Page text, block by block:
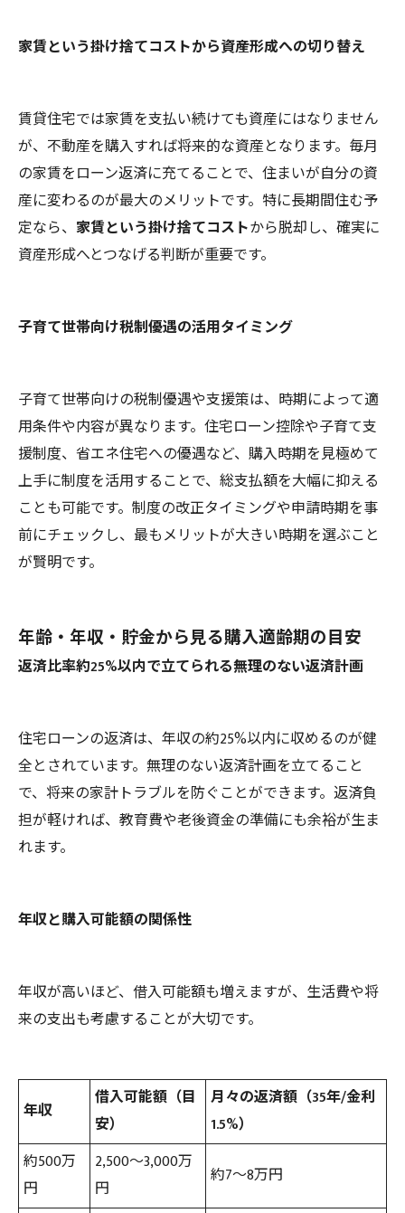
家賃という掛け捨てコストから資産形成への切り替え
賃貸住宅では家賃を支払い続けても資産にはなりません
が、不動産を購入すれば将来的な資産となります。毎月
の家賃をローン返済に充てることで、住まいが自分の資
産に変わるのが最大のメリットです。特に長期間住む予
定なら、 家賃という掛け捨てコストから脱却し、確実に
資産形成へとつなげる判断が重要です。
子育て世帯向け税制優遇の活用タイミング
子育て世帯向けの税制優遇や支援策は、時期によって適
用条件や内容が異なります。住宅ローン控除や子育て支
援制度、省エネ住宅への優遇など、購入時期を見極めて
上手に制度を活用することで、総支払額を大幅に抑える
ことも可能です。制度の改正タイミングや申請時期を事
前にチェックし、最もメリットが大きい時期を選ぶこと
が賢明です。
年齢・年収・貯金から見る購入適齢期の目安
返済比率約25%以内で立てられる無理のない返済計画
住宅ローンの返済は、年収の約25%以内に収めるのが健
全とされています。無理のない返済計画を立てること
で、将来の家計トラブルを防ぐことができます。返済負
担が軽ければ、教育費や老後資金の準備にも余裕が生ま
れます。
年収と購入可能額の関係性
年収が高いほど、借入可能額も増えますが、生活費や将
来の支出も考慮することが大切です。
年収
借入可能額（目
安）
月々の返済額（35年/金利
1.5%）
約500万
円
2,500～3,000万
円
約7～8万円